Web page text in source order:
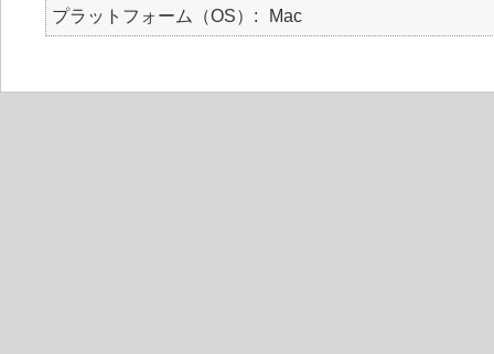
プラットフォーム（OS） Mac